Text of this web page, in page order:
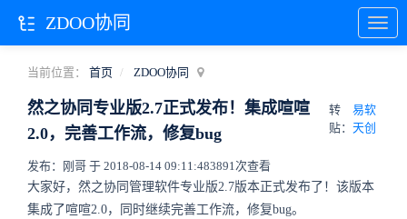
当前位置： 首页 ZDOO协同
然之协同专业版2.7正式发布！集成喧喧
2.0，完善工作流，修复bug
转
贴：
易软
天创
发布：刚哥 于 2018-08-14 09:11:483891次查看
大家好，然之协同管理软件专业版2.7版本正式发布了！该版本
集成了喧喧2.0，同时继续完善工作流，修复bug。
ZDOO协同